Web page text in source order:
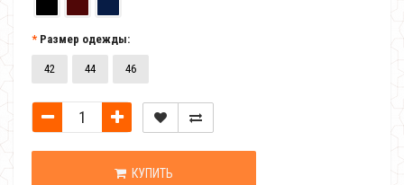
Размер одежды:
42 44 46
КУПИТЬ